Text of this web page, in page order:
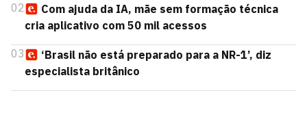
02
Com ajuda da IA, mãe sem formação técnica
cria aplicativo com 50 mil acessos
03
‘Brasil não está preparado para a NR-1’, diz
especialista britânico